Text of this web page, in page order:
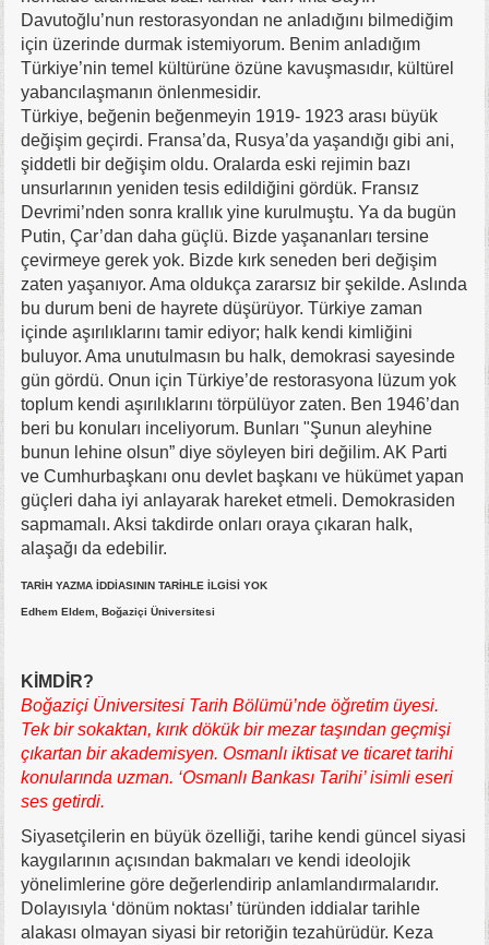
Davutoğlu’nun restorasyondan ne anladığını bilmediğim
için üzerinde durmak istemiyorum. Benim anladığım
Türkiye’nin temel kültürüne özüne kavuşmasıdır, kültürel
yabancılaşmanın önlenmesidir.
Türkiye, beğenin beğenmeyin 1919- 1923 arası büyük
değişim geçirdi. Fransa’da, Rusya’da yaşandığı gibi ani,
şiddetli bir değişim oldu. Oralarda eski rejimin bazı
unsurlarının yeniden tesis edildiğini gördük. Fransız
Devrimi’nden sonra krallık yine kurulmuştu. Ya da bugün
Putin, Çar’dan daha güçlü. Bizde yaşananları tersine
çevirmeye gerek yok. Bizde kırk seneden beri değişim
zaten yaşanıyor. Ama oldukça zararsız bir şekilde. Aslında
bu durum beni de hayrete düşürüyor. Türkiye zaman
içinde aşırılıklarını tamir ediyor; halk kendi kimliğini
buluyor. Ama unutulmasın bu halk, demokrasi sayesinde
gün gördü. Onun için Türkiye’de restorasyona lüzum yok
toplum kendi aşırılıklarını törpülüyor zaten. Ben 1946’dan
beri bu konuları inceliyorum. Bunları "Şunun aleyhine
bunun lehine olsun” diye söyleyen biri değilim. AK Parti
ve Cumhurbaşkanı onu devlet başkanı ve hükümet yapan
güçleri daha iyi anlayarak hareket etmeli. Demokrasiden
sapmamalı. Aksi takdirde onları oraya çıkaran halk,
alaşağı da edebilir.
TARİH YAZMA İDDİASININ TARİHLE İLGİSİ YOK
Edhem Eldem, Boğaziçi Üniversitesi
KİMDİR?
Boğaziçi Üniversitesi Tarih Bölümü’nde öğretim üyesi.
Tek bir sokaktan, kırık dökük bir mezar taşından geçmişi
çıkartan bir akademisyen. Osmanlı iktisat ve ticaret tarihi
konularında uzman. ‘Osmanlı Bankası Tarihi’ isimli eseri
ses getirdi.
Siyasetçilerin en büyük özelliği, tarihe kendi güncel siyasi
kaygılarının açısından bakmaları ve kendi ideolojik
yönelimlerine göre değerlendirip anlamlandırmalarıdır.
Dolayısıyla ‘dönüm noktası’ türünden iddialar tarihle
alakası olmayan siyasi bir retoriğin tezahürüdür. Keza